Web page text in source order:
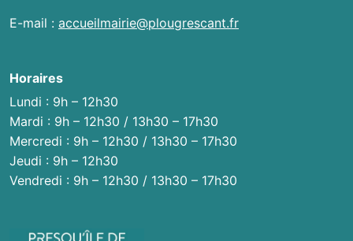
E-mail : accueilmairie@plougrescant.fr
Horaires
Lundi : 9h – 12h30
Mardi : 9h – 12h30 / 13h30 – 17h30
Mercredi : 9h – 12h30 / 13h30 – 17h30
Jeudi : 9h – 12h30
Vendredi : 9h – 12h30 / 13h30 – 17h30